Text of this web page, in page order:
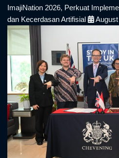
ImajiNation 2026, Perkuat
dan Kecerdasan Artifisial